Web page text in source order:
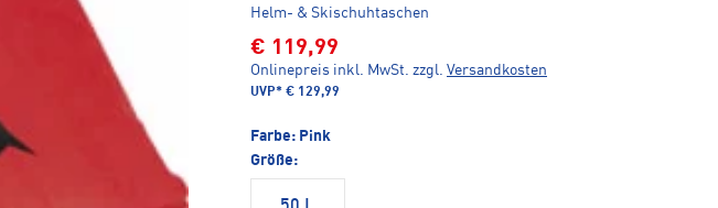
Helm- & Skischuhtaschen
€ 119,99
Onlinepreis inkl. MwSt. zzgl. Versandkosten
UVP* € 129,99
Farbe: Pink
Größe: